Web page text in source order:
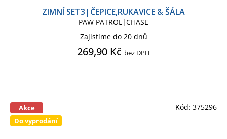
ZIMNÍ SET3|ČEPICE,RUKAVICE & ŠÁLA
PAW PATROL|CHASE
Zajistíme do 20 dnů
269,90 Kč bez DPH
Akce
Do vyprodání
Kód: 375296